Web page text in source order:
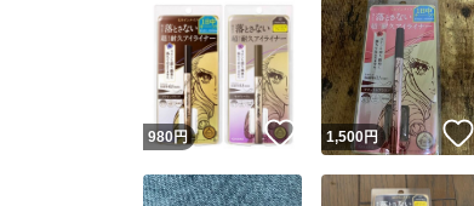
980円 いいね！
1,500円